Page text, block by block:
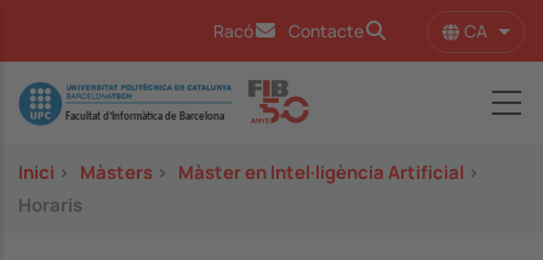
Racó Contacte CA
Image
Inici > Màsters > Màster en Intel·ligència Artificial >
Horaris